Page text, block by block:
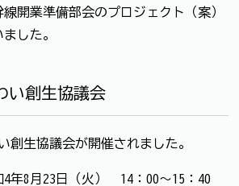
線開業準備部会のプロジェクト（案）
した。
い創生協議会
生協議会が開催されました。
月23日（火） 14：00～15：40